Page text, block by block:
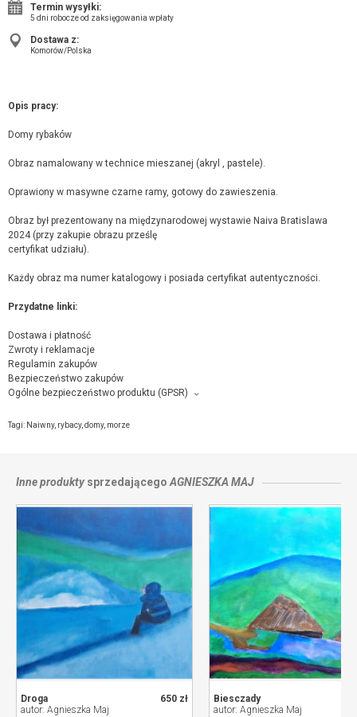
Termin wysyłki:
5 dni robocze od zaksięgowania wpłaty
Dostawa z:
Komorów/Polska
Opis pracy:
Domy rybaków
Obraz namalowany w technice mieszanej (akryl , pastele).
Oprawiony w masywne czarne ramy, gotowy do zawieszenia.
Obraz był prezentowany na międzynarodowej wystawie Naiva Bratislawa
2024 (przy zakupie obrazu prześlę
certyfikat udziału).
Każdy obraz ma numer katalogowy i posiada certyfikat autentyczności.
Przydatne linki:
Dostawa i płatność
Zwroty i reklamacje
Regulamin zakupów
Bezpieczeństwo zakupów
Ogólne bezpieczeństwo produktu (GPSR)
Agnieszka Maj, Kotońskiego 15, 05-806 Komorów,
Tagi: Naiwny, rybacy, domy, morze
Inne produktysprzedającego AGNIESZKA MAJ
650 zł
Droga
autor: Agnieszka Maj
Biesczady
autor: Agnieszka Maj